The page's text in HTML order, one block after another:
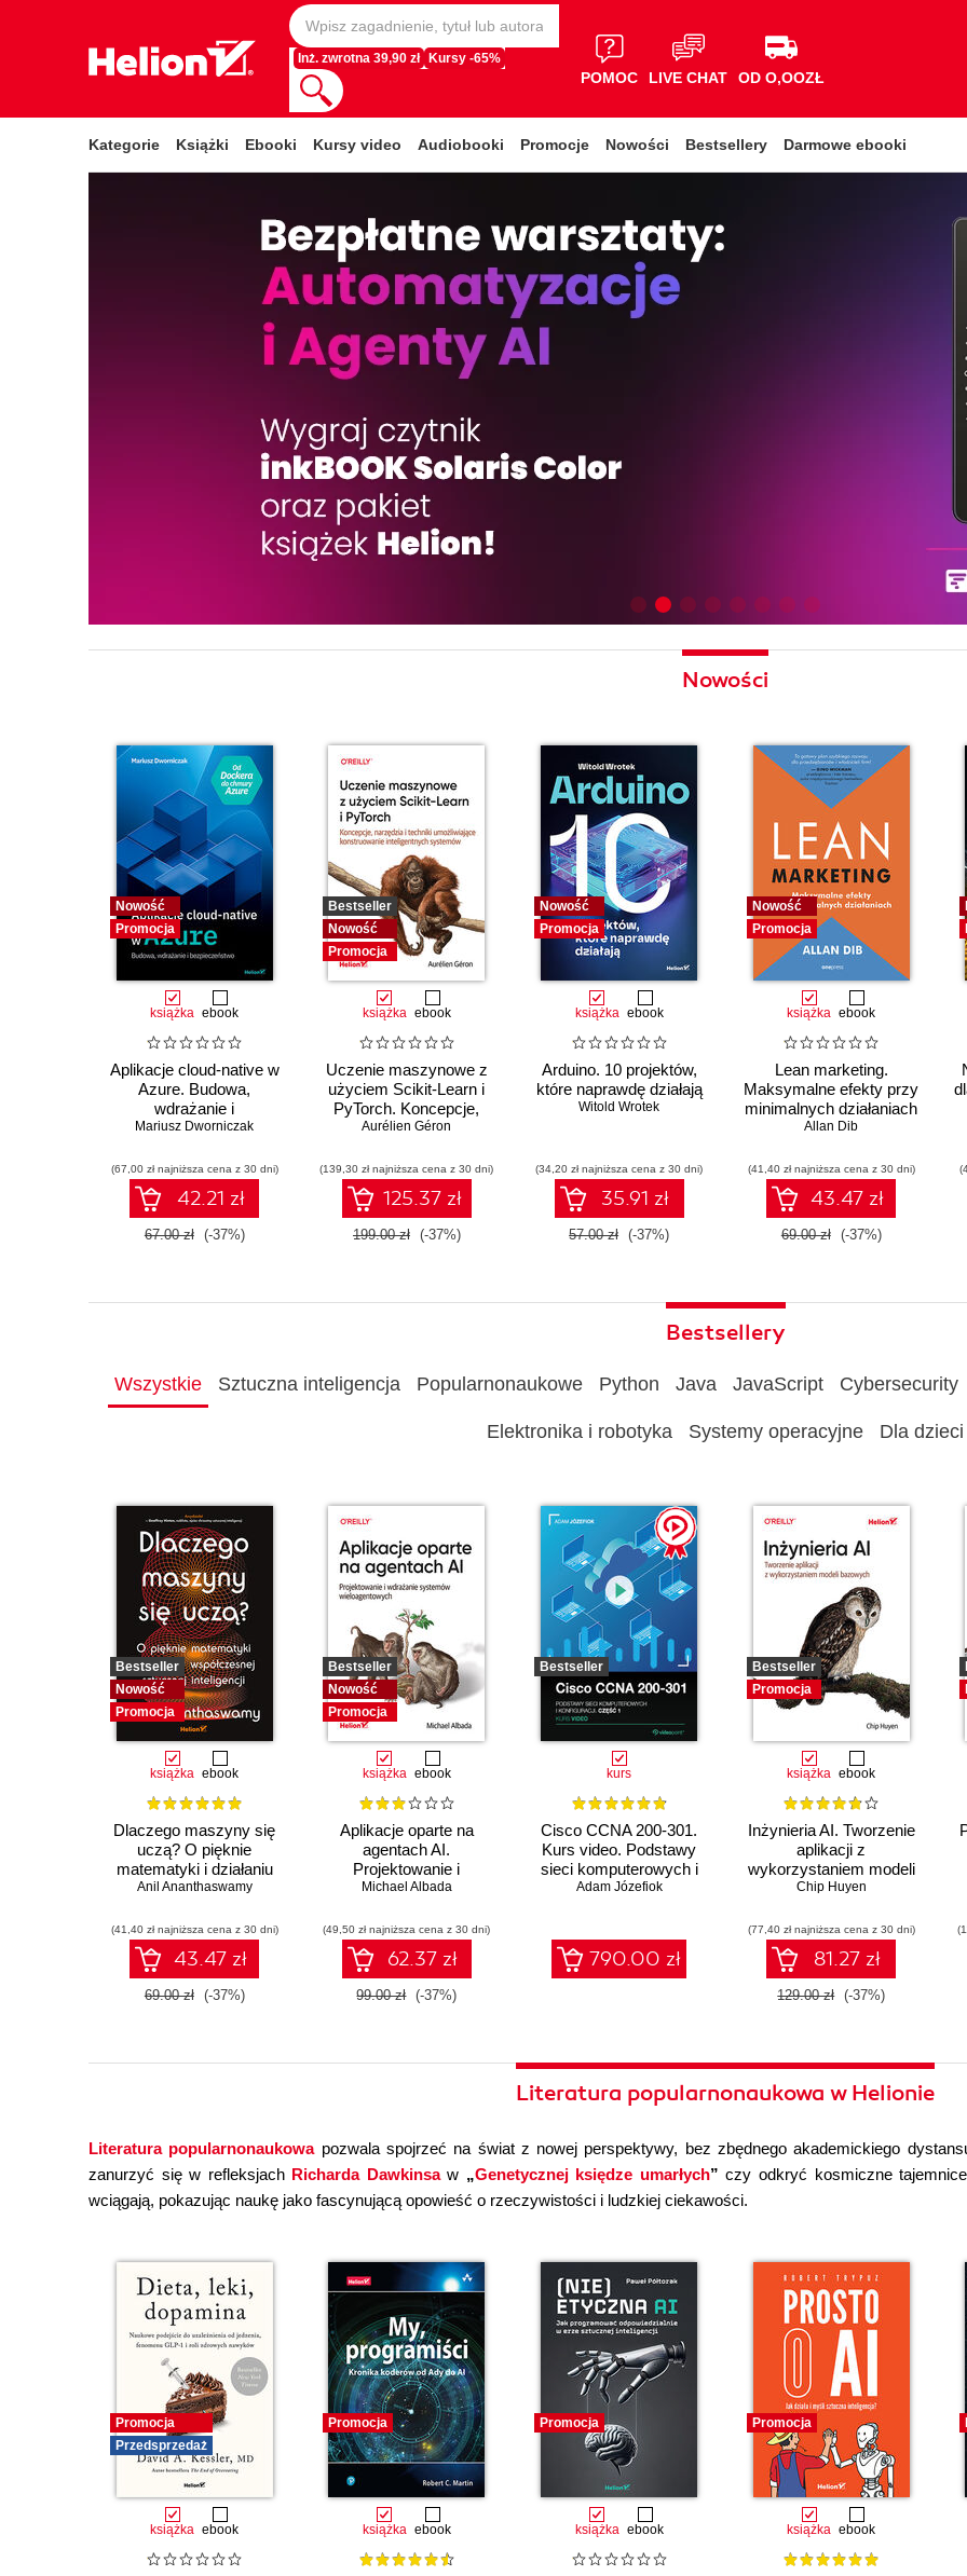
Inż. zwrotna 39,90 zł Kursy -65%
POMOC LIVE CHAT OD O,OOZŁ
Kategorie Książki Ebooki Kursy video Audiobooki Promocje Nowości Bestsellery Darmowe ebooki
Nowości
Nowość
Promocja
książka ebook
Aplikacje cloud-native w
Azure. Budowa,
wdrażanie i
bezpieczeństwo
Mariusz Dworniczak
(67,00 zł najniższa cena z 30 dni)
42.21 zł
67.00 zł (-37%)
Bestseller
Nowość
Promocja
książka ebook
Uczenie maszynowe z
użyciem Scikit-Learn i
PyTorch. Koncepcje,
narzędzia i techniki
konstruowanie
inteligentnych systemów
Aurélien Géron
(139,30 zł najniższa cena z 30 dni)
125.37 zł
199.00 zł (-37%)
Nowość
Promocja
książka ebook
Arduino. 10 projektów,
które naprawdę działają
Witold Wrotek
(34,20 zł najniższa cena z 30 dni)
35.91 zł
57.00 zł (-37%)
Nowość
Promocja
książka ebook
Lean marketing.
Maksymalne efekty przy
minimalnych działaniach
Allan Dib
(41,40 zł najniższa cena z 30 dni)
43.47 zł
69.00 zł (-37%)
Bestsellery
Wszystkie Sztuczna inteligencja Popularnonaukowe Python Java JavaScript Cybersecurity
Elektronika i robotyka Systemy operacyjne Dla dzieci
Bestseller
Nowość
Promocja
książka ebook
Dlaczego maszyny się
uczą? O pięknie
matematyki i działaniu
współczesnej sztucznej
Anil Ananthaswamy
(41,40 zł najniższa cena z 30 dni)
43.47 zł
69.00 zł (-37%)
Bestseller
Nowość
Promocja
książka ebook
Aplikacje oparte na
agentach AI.
Projektowanie i
wdrażanie systemów
Michael Albada
(49,50 zł najniższa cena z 30 dni)
62.37 zł
99.00 zł (-37%)
Bestseller
kurs
Cisco CCNA 200-301.
Kurs video. Podstawy
sieci komputerowych i
konfiguracji
Adam Józefiok
790.00 zł
Bestseller
Promocja
książka ebook
Inżynieria AI. Tworzenie
aplikacji z
wykorzystaniem modeli
bazowych
Chip Huyen
(77,40 zł najniższa cena z 30 dni)
81.27 zł
129.00 zł (-37%)
Literatura popularnonaukowa w Helionie
Literatura popularnonaukowapozwala spojrzeć na świat z nowej perspektywy, bez zbędnego akademickiego
zanurzyć się w refleksjach Richarda Dawkinsaw „Genetycznej księdze umarłych” czy odkryć kosmiczne
wciągają, pokazując naukę jako fascynującą opowieść o rzeczywistości i ludzkiej ciekawości.
Promocja
Przedsprzedaż
książka ebook
Promocja
książka ebook
Promocja
książka ebook
Promocja
książka ebook